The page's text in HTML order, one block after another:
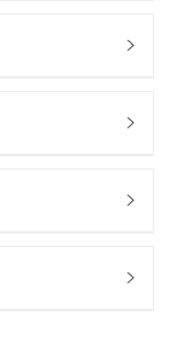



